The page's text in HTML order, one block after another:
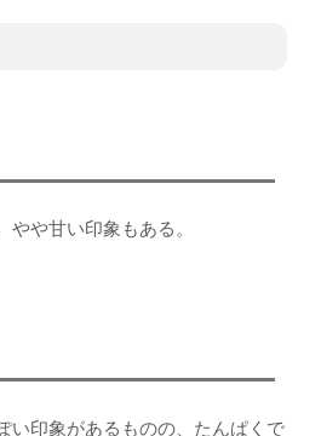
やや甘い印象もある。
い印象があるものの、たんぱくで